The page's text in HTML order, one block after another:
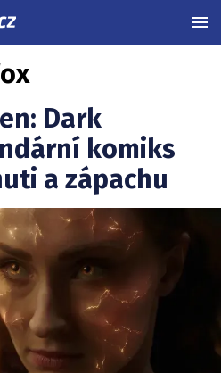
Dark
komiks
a zápachu